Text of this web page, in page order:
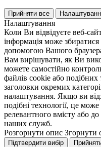
Прийняти все
Налаштування
Коли Ви відвідуєте веб-
інформація може збиратися
допомогою Вашого
Вам вирішувати, як Ви
можете самостійно
файлів cookie або подібних
заголовки окремих
налаштування. Якщо ви
подібні технології, це
релевантного вмісту або
наших служб.
Розгорнути опис Згорнути
Підтвердити вибір